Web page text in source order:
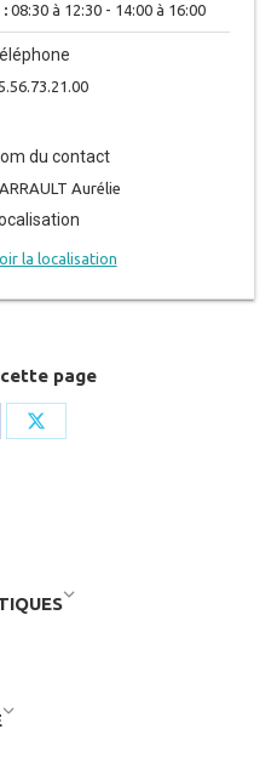
: 08:30 à 12:30 - 14:00 à 16:00
du contact
Aurélie
la localisation
page
Share